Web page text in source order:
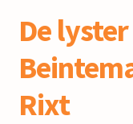
De
Rixt